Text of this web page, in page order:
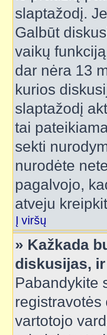
slaptažodį.
Galbūt
vaikų
dar nėra 13
kurios
slaptažodį
tai
sekti
nurodėte
pagalvojo,
atveju
Į viršų
» Kažkada
diskusijas,
Pabandykite
registravotės
vartotojo